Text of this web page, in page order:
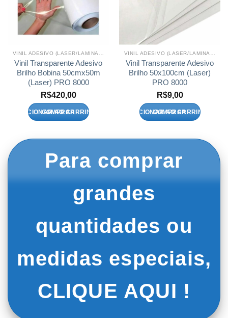
Vinil Transparente Adesivo
Brilho Bobina 50cmx50m
(Laser) PRO 8000
R$420,00
ADICIONAR AO CARRINHO
Vinil Transparente Adesivo
Brilho 50x100cm (Laser)
PRO 8000
R$9,00
ADICIONAR AO CARRINHO
Para comprar
grandes
quantidades ou
medidas especiais,
CLIQUE AQUI !